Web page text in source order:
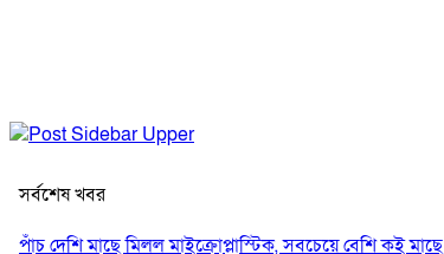
সর্বশেষ খবর
পাঁচ দেশি মাছে মিলল মাইক্রোপ্লাস্টিক, সবচেয়ে বেশি কই মাছে